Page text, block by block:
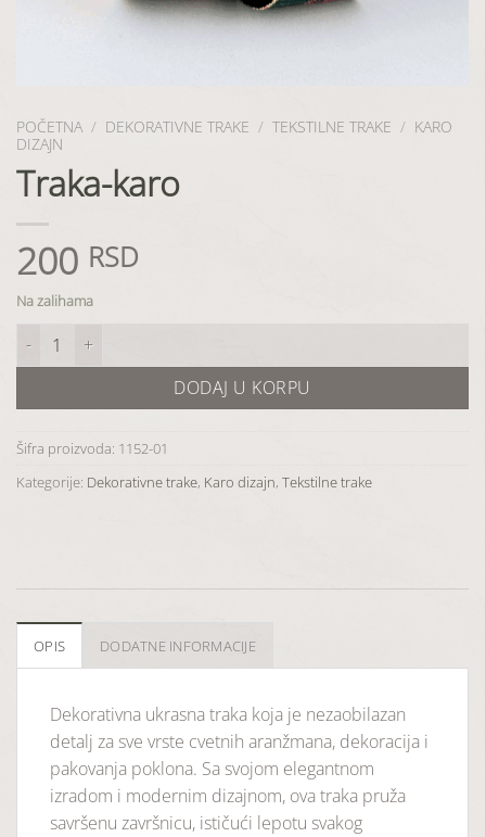
POČETNA / DEKORATIVNE TRAKE / TEKSTILNE TRAKE / KARO
DIZAJN
Traka-karo
200 RSD
Na zalihama
Traka-karo količina
DODAJ U KORPU
Šifra proizvoda: 1152-01
Kategorije: Dekorativne trake, Karo dizajn, Tekstilne trake
OPIS DODATNE INFORMACIJE
Dekorativna ukrasna traka koja je nezaobilazan
detalj za sve vrste cvetnih aranžmana, dekoracija i
pakovanja poklona. Sa svojom elegantnom
izradom i modernim dizajnom, ova traka pruža
savršenu završnicu, ističući lepotu svakog